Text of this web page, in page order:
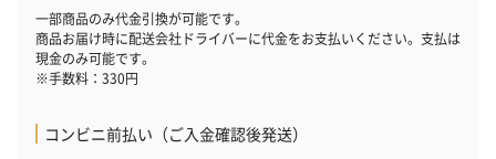
一部商品のみ代金引換が可能です。
商品お届け時に配送会社ドライバーに代金をお支払いください。支払は
現金のみ可能です。
※手数料：330円
コンビニ前払い（ご入金確認後発送）